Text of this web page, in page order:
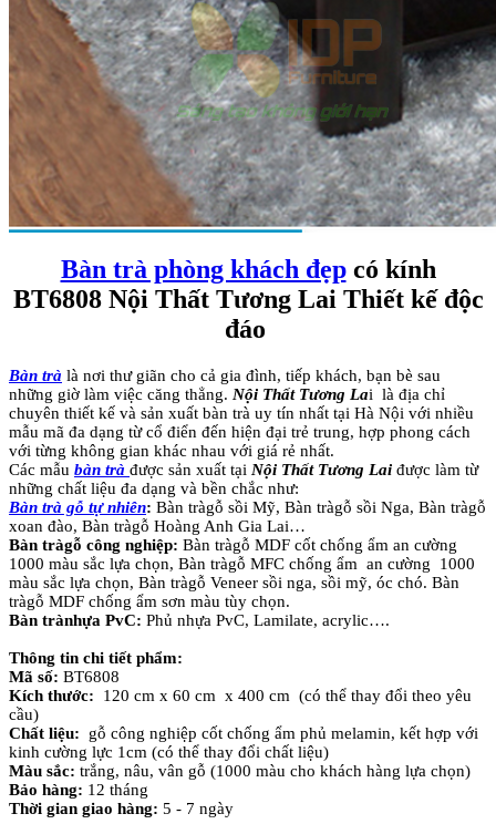
Bàn trà phòng khách đẹpcó kính
BT6808 Nội Thất Tương Lai Thiết kế độc
đáo
Bàn trà là nơi thư giãn cho cả gia đình, tiếp khách, bạn bè sau
những giờ làm việc căng thẳng. Nội Thất Tương Lai là địa chỉ
chuyên thiết kế và sản xuất bàn trà uy tín nhất tại Hà Nội với nhiều
mẫu mã đa dạng từ cổ điển đến hiện đại trẻ trung, hợp phong cách
với từng không gian khác nhau với giá rẻ nhất.
Các mẫu bàn trà được sản xuất tại Nội Thất Tương Lai được làm từ
những chất liệu đa dạng và bền chắc như:
Bàn trà gỗ tự nhiên: Bàn tràgỗ sồi Mỹ, Bàn tràgỗ sồi Nga, Bàn tràgỗ
xoan đào, Bàn tràgỗ Hoàng Anh Gia Lai…
Bàn tràgỗ công nghiệp: Bàn tràgỗ MDF cốt chống ẩm an cường
1000 màu sắc lựa chọn, Bàn tràgỗ MFC chống ẩm an cường 1000
màu sắc lựa chọn, Bàn tràgỗ Veneer sồi nga, sồi mỹ, óc chó. Bàn
tràgỗ MDF chống ẩm sơn màu tùy chọn.
Bàn trànhựa PvC: Phủ nhựa PvC, Lamilate, acrylic….
Thông tin chi tiết phẩm:
Mã số: BT6808
Kích thước: 120 cm x 60 cm x 400 cm (có thể thay đổi theo yêu
cầu)
Chất liệu:
gỗ công nghiệp cốt chống ẩm phủ melamin, kết hợp với
kinh cường lực 1cm (có thể thay đổi chất liệu)
Màu sắc: trắng, nâu, vân gỗ (1000 màu cho khách hàng lựa chọn)
Bảo hàng: 12 tháng
Thời gian giao hàng: 5 - 7 ngày